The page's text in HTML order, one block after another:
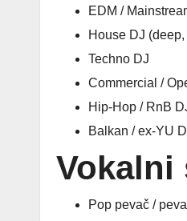
EDM /
House DJ
Techno DJ
Commercial /
Hip-Hop / RnB
Balkan / ex-YU
Vokalni
Pop pevač /